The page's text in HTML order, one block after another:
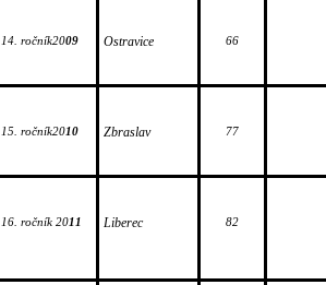
14. ročník2009 Ostravice 66
15. ročník2010 Zbraslav 77
16. ročník 2011 Liberec 82